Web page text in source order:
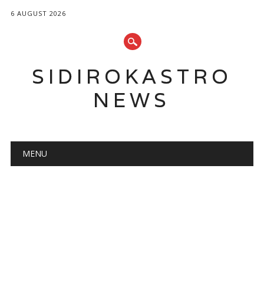
6 AUGUST 2026
SIDIROKASTRO
NEWS
Main menu
MENU